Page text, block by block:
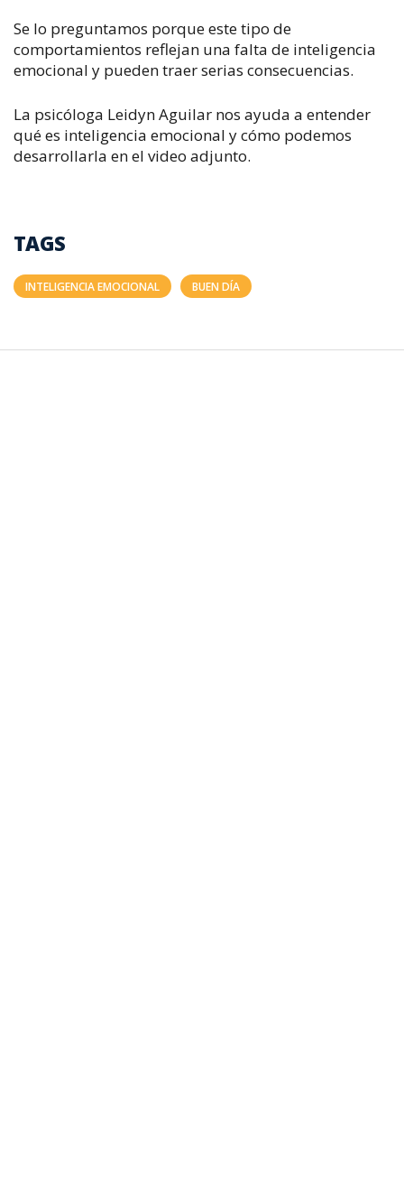
Se lo preguntamos porque este tipo de
comportamientos reflejan una falta de inteligencia
emocional y pueden traer serias consecuencias.
La psicóloga Leidyn Aguilar nos ayuda a entender
qué es inteligencia emocional y cómo podemos
desarrollarla en el video adjunto.
TAGS
INTELIGENCIA EMOCIONAL BUEN DÍA